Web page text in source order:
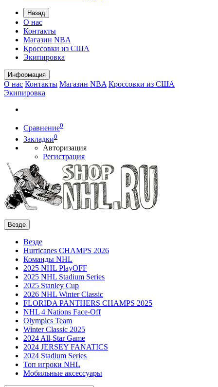
Назад
О нас
Контакты
Магазин NBA
Кроссовки из США
Экипировка
Информация
О нас Контакты Магазин NBA Кроссовки из США
Экипировка
Сравнение0
Закладки0
Авторизация
Регистрация
Везде
Везде
Hurricanes CHAMPS 2026
Команды NHL
2025 NHL PlayOFF
2025 NHL Stadium Series
2025 Stanley Cup
2026 NHL Winter Classic
FLORIDA PANTHERS CHAMPS 2025
NHL 4 Nations Face-Off
Olympics Team
Winter Classic 2025
2024 All-Star Game
2024 JERSEY FANATICS
2024 Stadium Series
Топ игроки NHL
Мобильные аксессуары